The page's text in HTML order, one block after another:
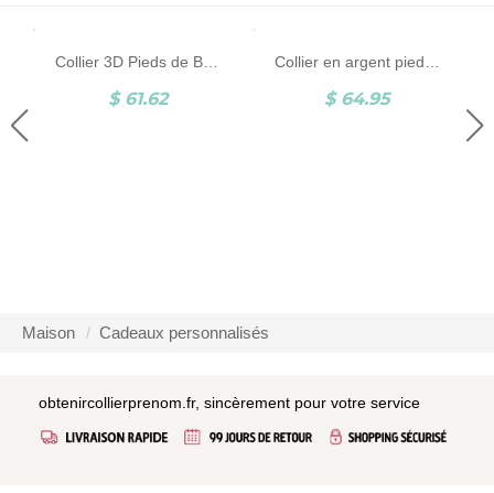
Collier 3D Pieds de Bébé-Pierre de Naissance et Gravure-Argent
$ 61.62 $ 64.95
Maison Cadeaux personnalisés
obtenircollierprenom.fr, sincèrement pour votre service